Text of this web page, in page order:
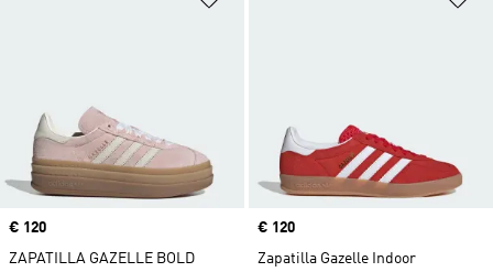
Precio
€ 120
ZAPATILLA GAZELLE BOLD
Precio
€ 120
Zapatilla Gazelle Indoor